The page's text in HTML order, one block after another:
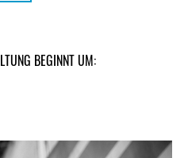
BEGINNT UM: